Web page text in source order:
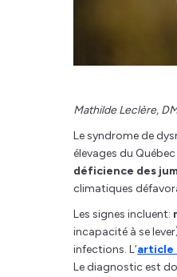
Mathilde Leclère,
Le syndrome de
élevages du
déficience des
climatiques
Les signes incluent:
incapacité à se
infections. L’article
Le diagnostic est